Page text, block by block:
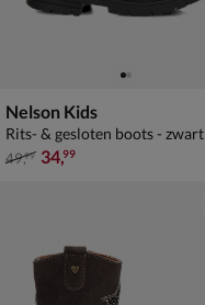
Nelson Kids
Rits- & gesloten boots - zwart
van € 49,99 voor € 34,99
49,99 34,99